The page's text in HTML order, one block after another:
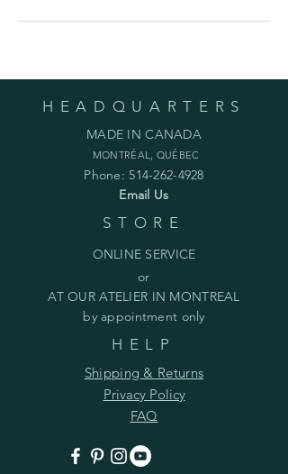
HEADQUARTERS
MADE IN CANADA
MONTRÉAL, QUÉBEC
Phone:514-262-4928
Email Us
STORE
ONLINE SERVICE
or
AT OUR ATELIER IN MONTREAL
by appointment only
HELP
Shipping & Returns
Privacy Policy
FAQ